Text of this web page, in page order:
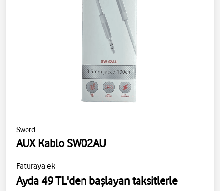
Sword
AUX Kablo SW02AU
Faturaya ek
Ayda 49 TL'den başlayan taksitlerle